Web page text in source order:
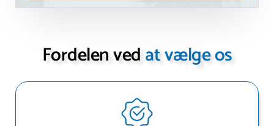
Fordelen vedat vælge os